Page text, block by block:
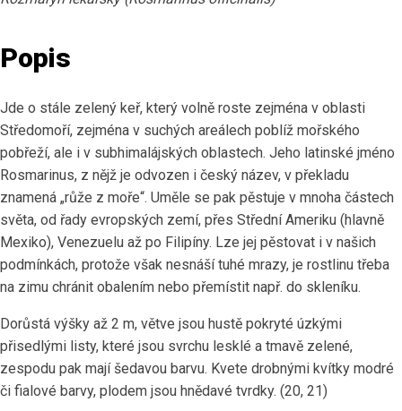
Popis
Jde o stále zelený keř, který volně roste zejména v oblasti
Středomoří, zejména v suchých areálech poblíž mořského
pobřeží, ale i v subhimalájských oblastech. Jeho latinské jméno
Rosmarinus, z nějž je odvozen i český název, v překladu
znamená „růže z moře“. Uměle se pak pěstuje v mnoha částech
světa, od řady evropských zemí, přes Střední Ameriku (hlavně
Mexiko), Venezuelu až po Filipíny. Lze jej pěstovat i v našich
podmínkách, protože však nesnáší tuhé mrazy, je rostlinu třeba
na zimu chránit obalením nebo přemístit např. do skleníku.
Dorůstá výšky až 2 m, větve jsou hustě pokryté úzkými
přisedlými listy, které jsou svrchu lesklé a tmavě zelené,
zespodu pak mají šedavou barvu. Kvete drobnými kvítky modré
či fialové barvy, plodem jsou hnědavé tvrdky. (20, 21)